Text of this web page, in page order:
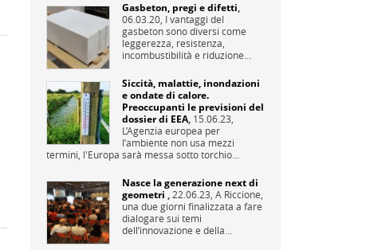
Gasbeton, pregi e difetti,
06.03.20, I vantaggi del
gasbeton sono diversi come
leggerezza, resistenza,
incombustibilità e riduzione...
Siccità, malattie, inondazioni
e ondate di calore.
Preoccupanti le previsioni del
dossier di EEA, 15.06.23,
L’Agenzia europea per
l’ambiente non usa mezzi
termini, l'Europa sarà messa sotto torchio...
Nasce la generazione next di
geometri , 22.06.23, A Riccione,
una due giorni finalizzata a fare
dialogare sui temi
dell’innovazione e della...